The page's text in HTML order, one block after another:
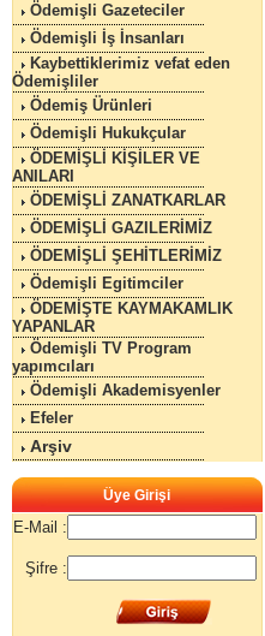
Ödemişli Gazeteciler
Ödemişli İş İnsanları
Kaybettiklerimiz vefat eden
Ödemişliler
Ödemiş Ürünleri
Ödemişli Hukukçular
ÖDEMİŞLİ KİŞİLER VE
ANILARI
ÖDEMİŞLİ ZANATKARLAR
ÖDEMİŞLİ GAZILERİMİZ
ÖDEMİŞLİ ŞEHİTLERİMİZ
Ödemişli Egitimciler
ÖDEMİŞTE KAYMAKAMLIK
YAPANLAR
Ödemişli TV Program
yapımcıları
Ödemişli Akademisyenler
Efeler
Arşiv
Üye Girişi
E-Mail :
Şifre :